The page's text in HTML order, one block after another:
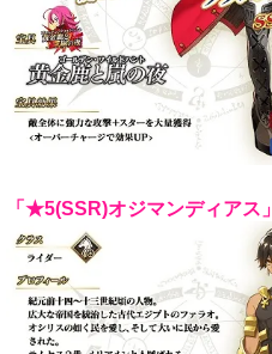
「★5(SSR)オジマンディアス」